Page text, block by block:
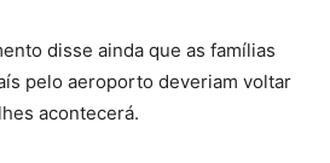
disse ainda que as famílias
pelo aeroporto deveriam voltar
acontecerá.